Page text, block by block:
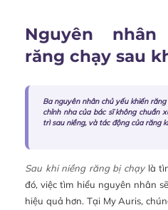
Nguyên
răng chạy sau
Ba nguyên nhân chủ yếu khiến
chỉnh nha của bác sĩ không chuẩn
trì sau niềng, và tác động của răng
Sau khi niềng răng bị chạylà
đó, việc tìm hiểu nguyên nhân
hiệu quả hơn. Tại My Auris,